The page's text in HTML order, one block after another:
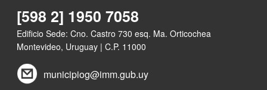
[598 2] 1950 7058
Edificio Sede: Cno. Castro 730 esq. Ma. Orticochea
Montevideo, Uruguay | C.P. 11000
municipiog@imm.gub.uy